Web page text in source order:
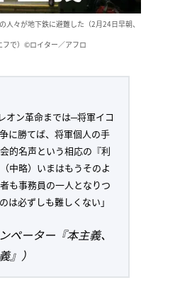
人々が地下鉄に避難した（2月24日早朝、
フで）©️ロイター／アフロ
オン革命までは─将軍イコ
に勝てば、将軍個人の手
的名声という相応の『利
中略）いまはもうそのよ
も事務員の一人となりつ
は必ずしも難しくない」
ペーター『本主義、
』）